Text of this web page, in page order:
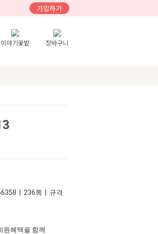
가입하기
이야기꽃밭 장바구니
| 236쪽 | 규격
원혜택을 함께